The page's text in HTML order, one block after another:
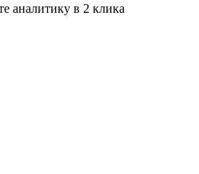
аналитику в 2 клика